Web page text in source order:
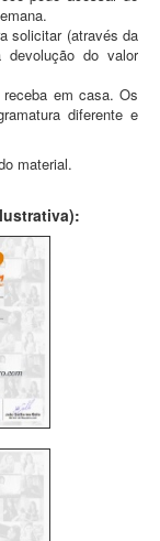
solicitar (através da
do valor
em casa. Os
diferente e
material.